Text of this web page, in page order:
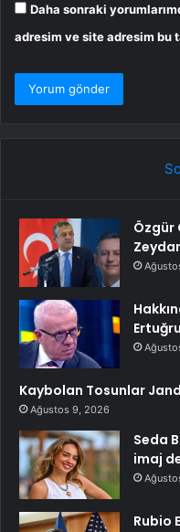
Daha sonraki
adresim ve site adresim bu
Özgür
Kaybolan Tosunlar
Ağustos 9, 2026
Seda
imaj
Rubio